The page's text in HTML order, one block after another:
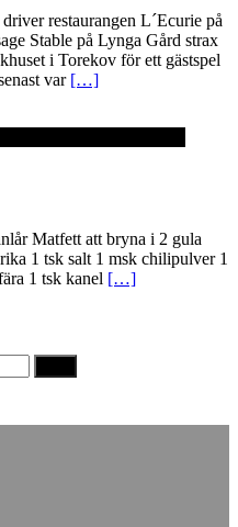
restaurangen L´Ecurie på
Stable på Lynga Gård strax
i Torekov för ett gästspel
var […]
Matfett att bryna i 2 gula
1 tsk salt 1 msk chilipulver 1
1 tsk kanel […]